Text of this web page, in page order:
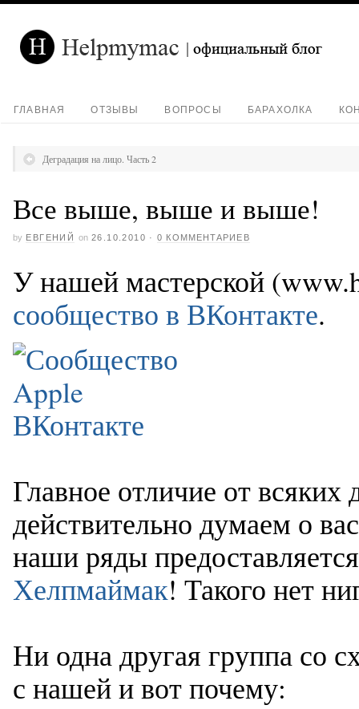
ГЛАВНАЯ ОТЗЫВЫ ВОПРОСЫ БАРАХОЛКА
Деградация на лицо. Часть 2
Все выше, выше и выше!
by ЕВГЕНИЙ on 26.10.2010 ·0 КОММЕНТАРИЕВ
У нашей мастерской
сообщество в ВКонтакте.
Главное отличие от
действительно думаем о
наши ряды
Хелпмаймак! Такого нет
Ни одна другая группа со
с нашей и вот почему: